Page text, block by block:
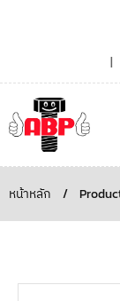
หน้าหลัก /